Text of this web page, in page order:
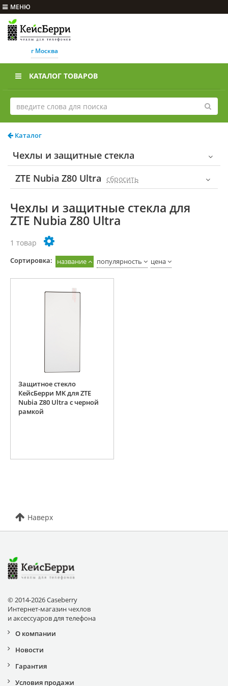
МЕНЮ
г Москва
КАТАЛОГ ТОВАРОВ
Каталог
Чехлы и защитные стекла
ZTE Nubia Z80 Ultra
cбросить
Чехлы и защитные стекла для
ZTE Nubia Z80 Ultra
1 товар
Cортировка: название популярность цена
Защитное стекло
КейсБерри MK для ZTE
Nubia Z80 Ultra с черной
рамкой
Наверх
© 2014-2026 Caseberry
Интернет-магазин чехлов
и аксессуаров для телефона
О компании
Новости
Гарантия
Условия продажи